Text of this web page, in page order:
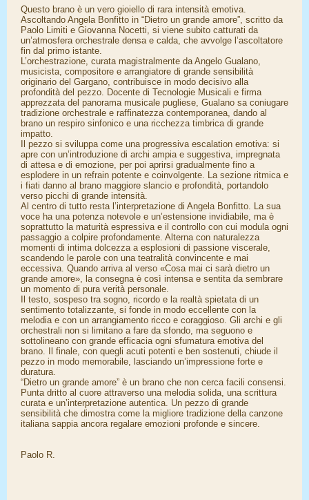
Questo brano è un vero gioiello di rara intensità emotiva.
Ascoltando Angela Bonfitto in “Dietro un grande amore”, scritto da
Paolo Limiti e Giovanna Nocetti, si viene subito catturati da
un’atmosfera orchestrale densa e calda, che avvolge l’ascoltatore
fin dal primo istante.
L’orchestrazione, curata magistralmente da Angelo Gualano,
musicista, compositore e arrangiatore di grande sensibilità
originario del Gargano, contribuisce in modo decisivo alla
profondità del pezzo. Docente di Tecnologie Musicali e firma
apprezzata del panorama musicale pugliese, Gualano sa coniugare
tradizione orchestrale e raffinatezza contemporanea, dando al
brano un respiro sinfonico e una ricchezza timbrica di grande
impatto.
Il pezzo si sviluppa come una progressiva escalation emotiva: si
apre con un’introduzione di archi ampia e suggestiva, impregnata
di attesa e di emozione, per poi aprirsi gradualmente fino a
esplodere in un refrain potente e coinvolgente. La sezione ritmica e
i fiati danno al brano maggiore slancio e profondità, portandolo
verso picchi di grande intensità.
Al centro di tutto resta l’interpretazione di Angela Bonfitto. La sua
voce ha una potenza notevole e un’estensione invidiabile, ma è
soprattutto la maturità espressiva e il controllo con cui modula ogni
passaggio a colpire profondamente. Alterna con naturalezza
momenti di intima dolcezza a esplosioni di passione viscerale,
scandendo le parole con una teatralità convincente e mai
eccessiva. Quando arriva al verso «Cosa mai ci sarà dietro un
grande amore», la consegna è così intensa e sentita da sembrare
un momento di pura verità personale.
Il testo, sospeso tra sogno, ricordo e la realtà spietata di un
sentimento totalizzante, si fonde in modo eccellente con la
melodia e con un arrangiamento ricco e coraggioso. Gli archi e gli
orchestrali non si limitano a fare da sfondo, ma seguono e
sottolineano con grande efficacia ogni sfumatura emotiva del
brano. Il finale, con quegli acuti potenti e ben sostenuti, chiude il
pezzo in modo memorabile, lasciando un’impressione forte e
duratura.
“Dietro un grande amore” è un brano che non cerca facili consensi.
Punta dritto al cuore attraverso una melodia solida, una scrittura
curata e un’interpretazione autentica. Un pezzo di grande
sensibilità che dimostra come la migliore tradizione della canzone
italiana sappia ancora regalare emozioni profonde e sincere.
Paolo R.